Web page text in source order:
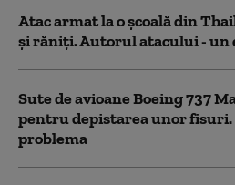
Atac armat la o şcoală din
şi răniţi. Autorul atacului - un
Sute de avioane Boeing 737
pentru depistarea unor fisuri.
problema